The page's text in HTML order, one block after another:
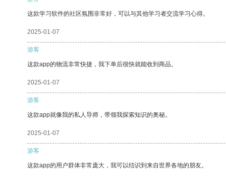
这款学习软件的社区氛围非常好，可以与其他学习者交流学习心得。
2025-01-07
游客
这款app的物流非常快捷，我下单后很快就能收到商品。
2025-01-07
游客
这款app就像我的私人导师，带领我探索知识的奥秘。
2025-01-07
游客
这款app的用户群体非常庞大，我可以结识到来自世界各地的朋友。